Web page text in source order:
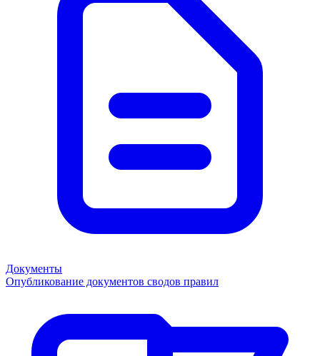
Документы
Опубликование документов сводов правил